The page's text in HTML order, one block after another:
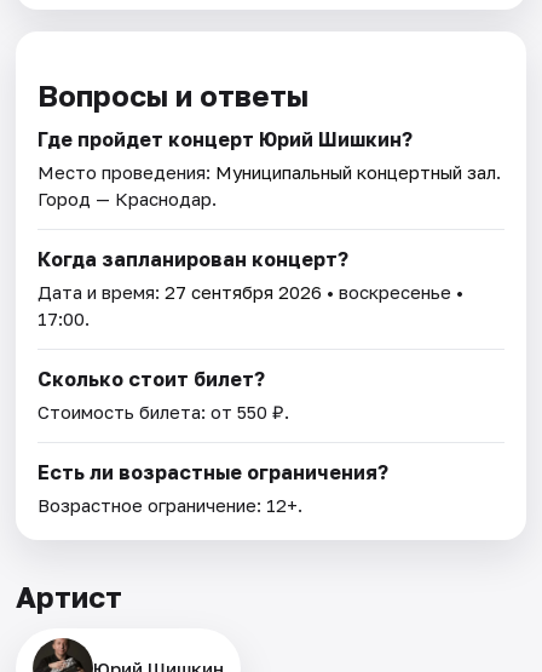
Вопросы и ответы
Где пройдет концерт Юрий Шишкин?
Место проведения: Муниципальный концертный зал.
Город — Краснодар.
Когда запланирован концерт?
Дата и время:27 сентября 2026 • воскресенье •
17:00.
Сколько стоит билет?
Стоимость билета: от 550 ₽.
Есть ли возрастные ограничения?
Возрастное ограничение: 12+.
Артист